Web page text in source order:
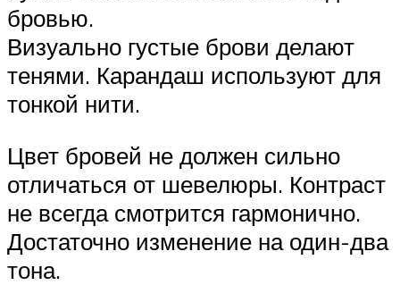
бровью.
Визуально густые брови делают
тенями. Карандаш используют для
тонкой нити.
Цвет бровей не должен сильно
отличаться от шевелюры. Контраст
не всегда смотрится гармонично.
Достаточно изменение на один-два
тона.